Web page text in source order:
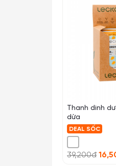
Thanh dinh
dừa
DEAL SỐC
39,200đ